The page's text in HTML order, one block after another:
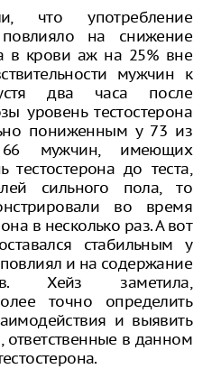
что употребление
на снижение
в крови аж на 25% вне
мужчин к
два часа после
уровень тестостерона
пониженным у 73 из
мужчин, имеющих
тестостерона до теста,
сильного пола, то
во время
в несколько раз. А вот
стабильным у
и на содержание
Хейз заметила,
точно определить
и выявить
в данном